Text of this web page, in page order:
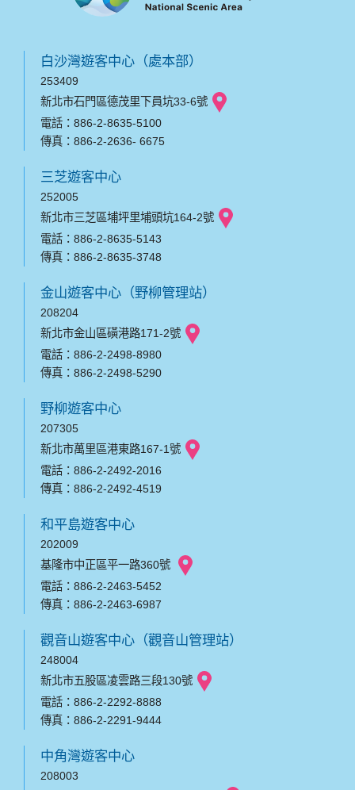
白沙灣遊客中心（處本部）
253409
新北市石門區德茂里下員坑33-6號
電話：886-2-8635-5100
傳真：886-2-2636- 6675
三芝遊客中心
252005
新北市三芝區埔坪里埔頭坑164-2號
電話：886-2-8635-5143
傳真：886-2-8635-3748
金山遊客中心（野柳管理站）
208204
新北市金山區磺港路171-2號
電話：886-2-2498-8980
傳真：886-2-2498-5290
野柳遊客中心
207305
新北市萬里區港東路167-1號
電話：886-2-2492-2016
傳真：886-2-2492-4519
和平島遊客中心
202009
基隆市中正區平一路360號
電話：886-2-2463-5452
傳真：886-2-2463-6987
觀音山遊客中心（觀音山管理站）
248004
新北市五股區凌雲路三段130號
電話：886-2-2292-8888
傳真：886-2-2291-9444
中角灣遊客中心
208003